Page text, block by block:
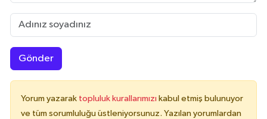
Gönder
Yorum yazarak topluluk kurallarımızı kabul etmiş bulunuyor
ve tüm sorumluluğu üstleniyorsunuz. Yazılan yorumlardan